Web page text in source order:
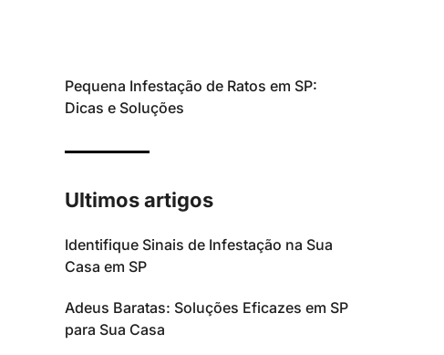
Pequena Infestação de Ratos em SP:
Dicas e Soluções
Ultimos artigos
Identifique Sinais de Infestação na Sua
Casa em SP
Adeus Baratas: Soluções Eficazes em SP
para Sua Casa